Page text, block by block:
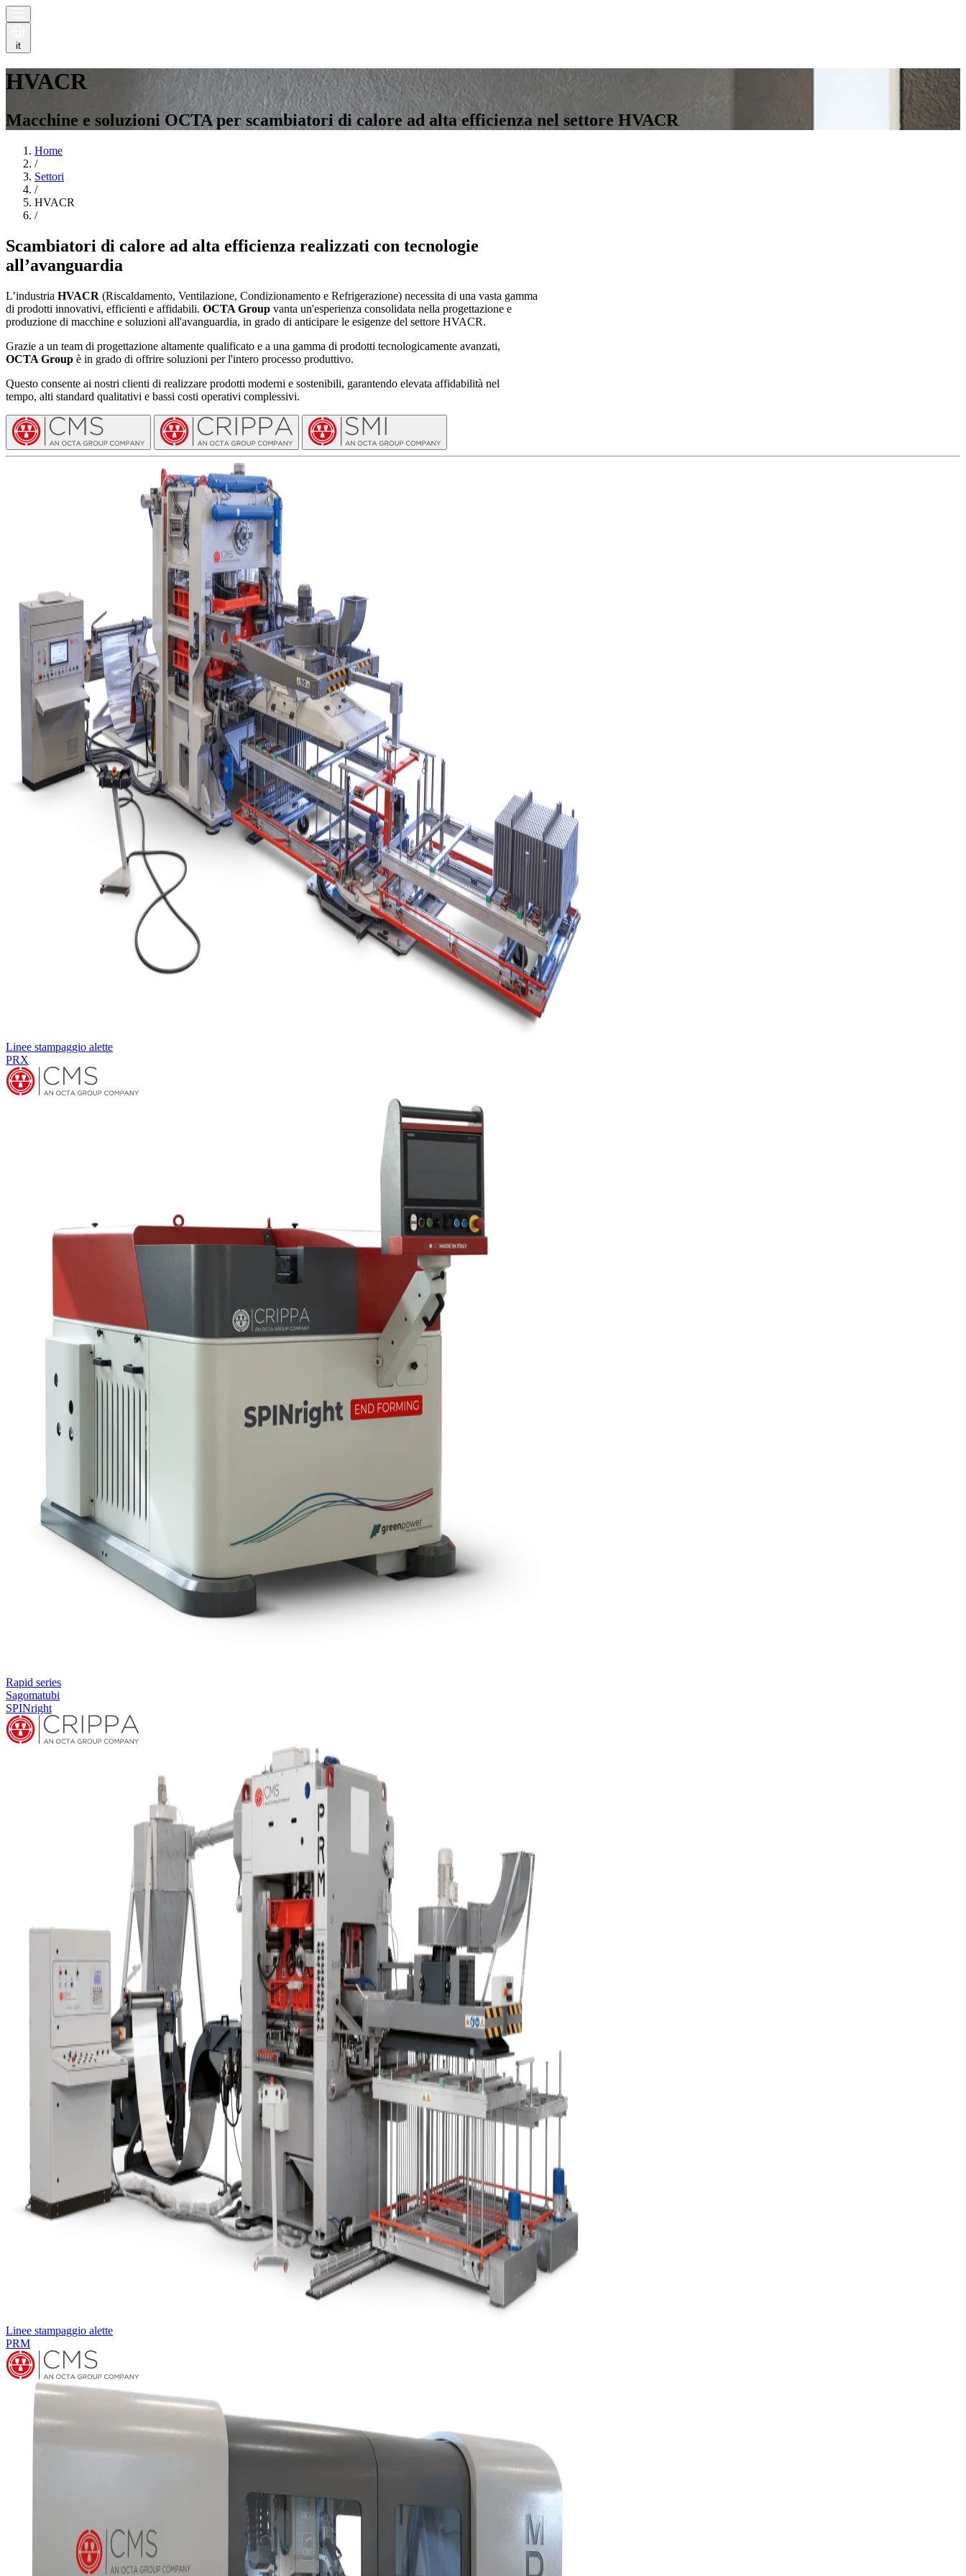
it
HVACR
Macchine e soluzioni OCTA per scambiatori di calore ad alta efficienza nel settore HVACR
Home
/
Settori
/
HVACR
/
Scambiatori di calore ad alta efficienza realizzati con tecnologie
all’avanguardia
L’industria HVACR (Riscaldamento, Ventilazione, Condizionamento e Refrigerazione) necessita di una vasta gamma
di prodotti innovativi, efficienti e affidabili. OCTA Group vanta un'esperienza consolidata nella progettazione e
produzione di macchine e soluzioni all'avanguardia, in grado di anticipare le esigenze del settore HVACR.
Grazie a un team di progettazione altamente qualificato e a una gamma di prodotti tecnologicamente avanzati,
OCTA Group è in grado di offrire soluzioni per l'intero processo produttivo.
Questo consente ai nostri clienti di realizzare prodotti moderni e sostenibili, garantendo elevata affidabilità nel
tempo, alti standard qualitativi e bassi costi operativi complessivi.
Linee stampaggio alette
PRX
Rapid series
Sagomatubi
SPINright
Linee stampaggio alette
PRM